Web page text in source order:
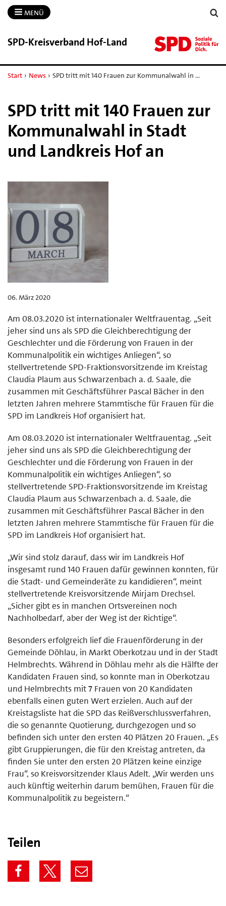
MENÜ
SPD-​Kreisverband Hof-​Land
Start › News › SPD tritt mit 140 Frauen zur Kommunalwahl in …
SPD tritt mit 140 Frauen zur
Kommunalwahl in Stadt
und Landkreis Hof an
06. März 2020
Am 08.03.2020 ist internationaler Weltfrauentag. „Seit
jeher sind uns als SPD die Gleichberechtigung der
Geschlechter und die Förderung von Frauen in der
Kommunalpolitik ein wichtiges Anliegen“, so
stellvertretende SPD-Fraktionsvorsitzende im Kreistag
Claudia Plaum aus Schwarzenbach a. d. Saale, die
zusammen mit Geschäftsführer Pascal Bächer in den
letzten Jahren mehrere Stammtische für Frauen für die
SPD im Landkreis Hof organisiert hat.
Am 08.03.2020 ist internationaler Weltfrauentag. „Seit
jeher sind uns als SPD die Gleichberechtigung der
Geschlechter und die Förderung von Frauen in der
Kommunalpolitik ein wichtiges Anliegen“, so
stellvertretende SPD-Fraktionsvorsitzende im Kreistag
Claudia Plaum aus Schwarzenbach a. d. Saale, die
zusammen mit Geschäftsführer Pascal Bächer in den
letzten Jahren mehrere Stammtische für Frauen für die
SPD im Landkreis Hof organisiert hat.
„Wir sind stolz darauf, dass wir im Landkreis Hof
insgesamt rund 140 Frauen dafür gewinnen konnten, für
die Stadt- und Gemeinderäte zu kandidieren“, meint
stellvertretende Kreisvorsitzende Mirjam Drechsel.
„Sicher gibt es in manchen Ortsvereinen noch
Nachholbedarf, aber der Weg ist der Richtige“.
Besonders erfolgreich lief die Frauenförderung in der
Gemeinde Döhlau, in Markt Oberkotzau und in der Stadt
Helmbrechts. Während in Döhlau mehr als die Hälfte der
Kandidaten Frauen sind, so konnte man in Oberkotzau
und Helmbrechts mit 7 Frauen von 20 Kandidaten
ebenfalls einen guten Wert erzielen. Auch auf der
Kreistagsliste hat die SPD das Reißverschlussverfahren,
die so genannte Quotierung, durchgezogen und so
befinden sich unter den ersten 40 Plätzen 20 Frauen. „Es
gibt Gruppierungen, die für den Kreistag antreten, da
finden Sie unter den ersten 20 Plätzen keine einzige
Frau“, so Kreisvorsitzender Klaus Adelt. „Wir werden uns
auch künftig weiterhin darum bemühen, Frauen für die
Kommunalpolitik zu begeistern.“
Teilen